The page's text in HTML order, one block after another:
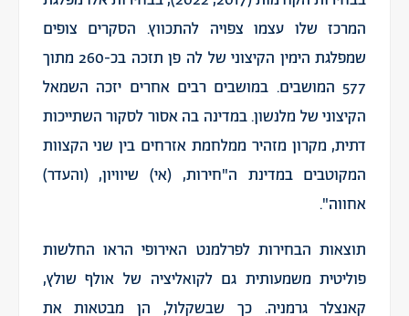
המרכז שלו עצמו צפויה להתכווץ. הסקרים צופים
שמפלגת הימין הקיצוני של לה פן תזכה בכ-260 מתוך
577 המושבים. במושבים רבים אחרים יזכה השמאל
הקיצוני של מלנשון. במדינה בה אסור לסקור השתייכות
דתית, מקרון מזהיר ממלחמת אזרחים בין שני הקצוות
המקוטבים במדינת ה"חירות, (אי) שיוויון, (והעדר)
אחווה".
תוצאות הבחירות לפרלמנט האירופי הראו החלשות
פוליטית משמעותית גם לקואליציה של אולף שולץ,
קאנצלר גרמניה. כך שבשקלול, הן מבטאות את